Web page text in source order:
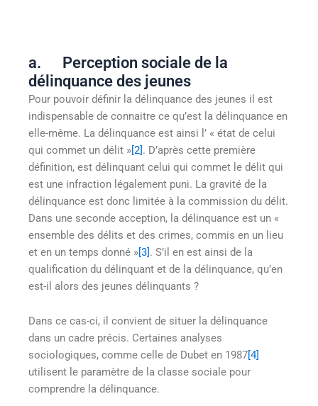
a. Perception sociale de la
délinquance des jeunes
Pour pouvoir définir la délinquance des jeunes il est
indispensable de connaitre ce qu’est la délinquance en
elle-même. La délinquance est ainsi l’ « état de celui
qui commet un délit »[2]. D’après cette première
définition, est délinquant celui qui commet le délit qui
est une infraction légalement puni. La gravité de la
délinquance est donc limitée à la commission du délit.
Dans une seconde acception, la délinquance est un «
ensemble des délits et des crimes, commis en un lieu
et en un temps donné »[3]. S’il en est ainsi de la
qualification du délinquant et de la délinquance, qu’en
est-il alors des jeunes délinquants ?
Dans ce cas-ci, il convient de situer la délinquance
dans un cadre précis. Certaines analyses
sociologiques, comme celle de Dubet en 1987 [4]
utilisent le paramètre de la classe sociale pour
comprendre la délinquance.